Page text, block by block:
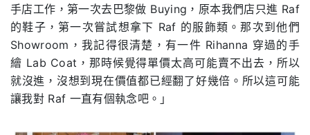
手店工作，第一次去巴黎做 Buying，原本我們店只進 Raf
的鞋子，第一次嘗試想拿下 Raf 的服飾類。那次到他們
Showroom，我記得很清楚，有一件 Rihanna 穿過的手
繪 Lab Coat，那時候覺得單價太高可能賣不出去，所以
就沒進，沒想到現在價值都已經翻了好幾倍。所以這可能
讓我對 Raf 一直有個執念吧。」